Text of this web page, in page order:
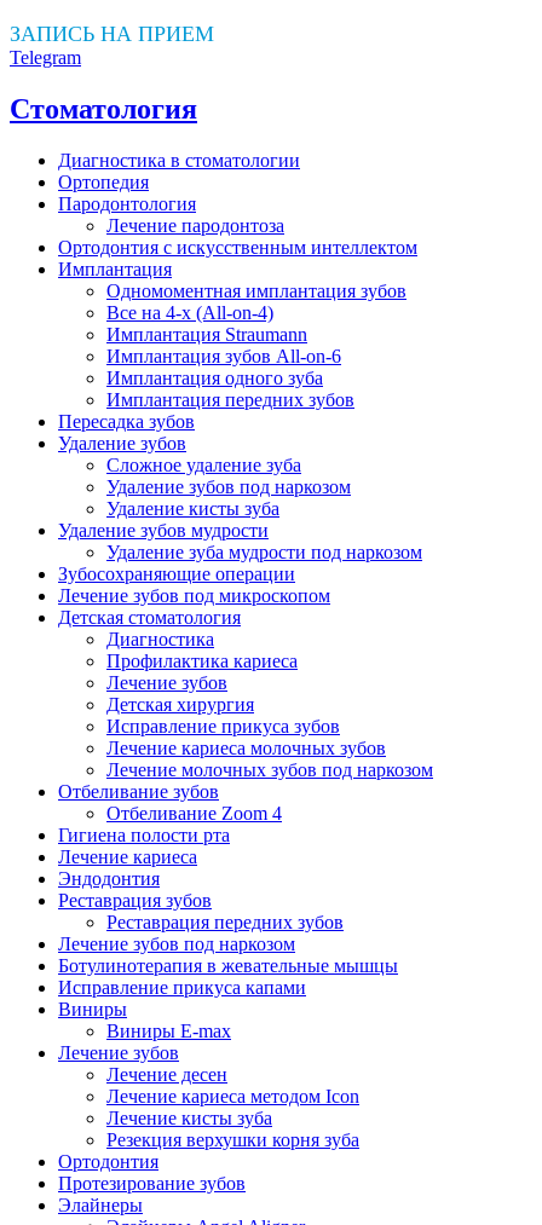
ЗАПИСЬ НА ПРИЕМ
Telegram
Стоматология
Диагностика в стоматологии
Ортопедия
Пародонтология
Лечение пародонтоза
Ортодонтия с искусственным интеллектом
Имплантация
Одномоментная имплантация зубов
Все на 4-х (All-on-4)
Имплантация Straumann
Имплантация зубов All-on-6
Имплантация одного зуба
Имплантация передних зубов
Пересадка зубов
Удаление зубов
Сложное удаление зуба
Удаление зубов под наркозом
Удаление кисты зуба
Удаление зубов мудрости
Удаление зуба мудрости под наркозом
Зубосохраняющие операции
Лечение зубов под микроскопом
Детская стоматология
Диагностика
Профилактика кариеса
Лечение зубов
Детская хирургия
Исправление прикуса зубов
Лечение кариеса молочных зубов
Лечение молочных зубов под наркозом
Отбеливание зубов
Отбеливание Zoom 4
Гигиена полости рта
Лечение кариеса
Эндодонтия
Реставрация зубов
Реставрация передних зубов
Лечение зубов под наркозом
Ботулинотерапия в жевательные мышцы
Исправление прикуса капами
Виниры
Виниры E-max
Лечение зубов
Лечение десен
Лечение кариеса методом Icon
Лечение кисты зуба
Резекция верхушки корня зуба
Ортодонтия
Протезирование зубов
Элайнеры